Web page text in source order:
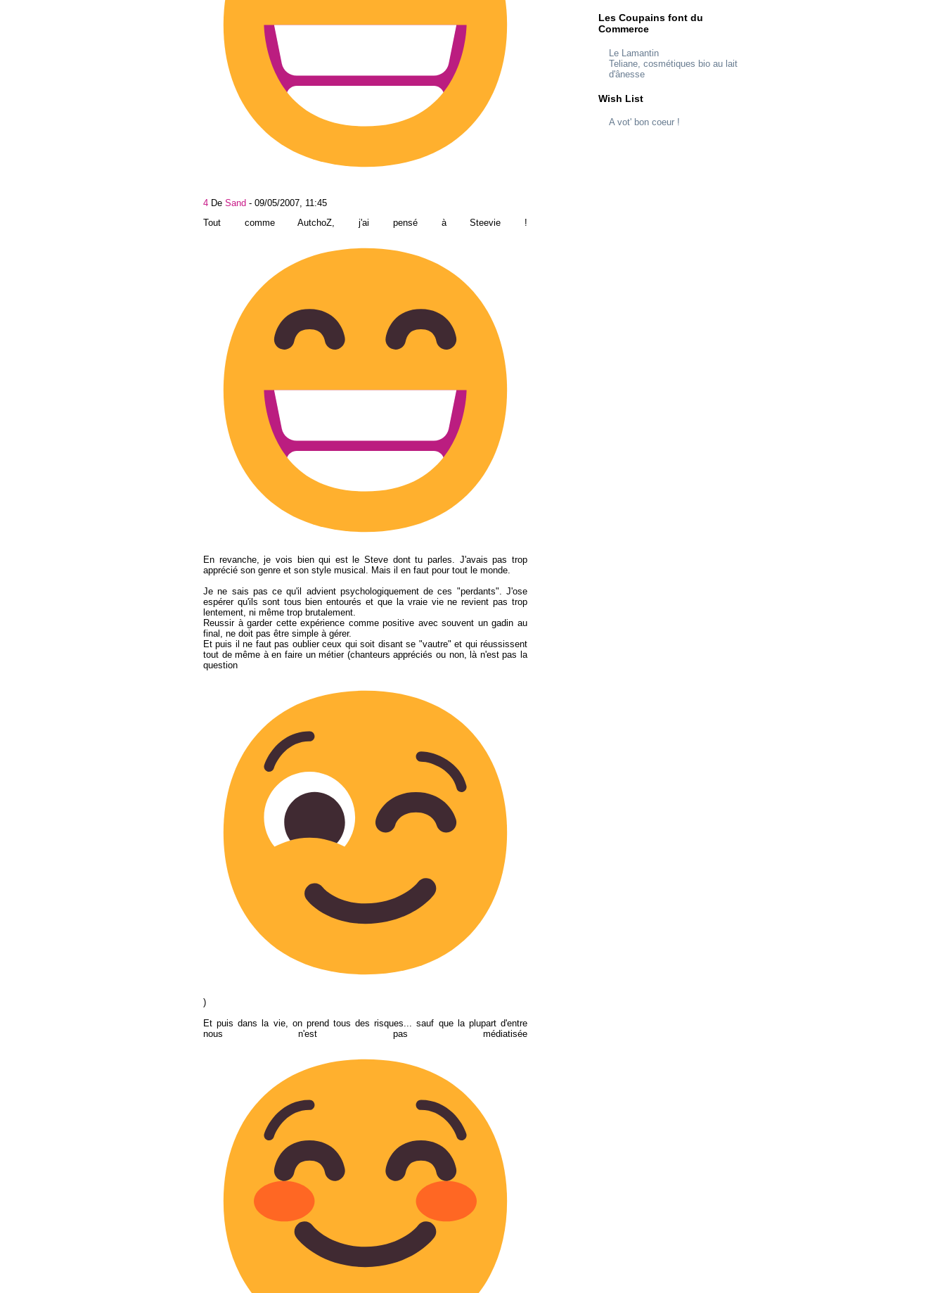
4 De Sand - 09/05/2007, 11:45
Tout comme AutchoZ, j'ai pensé à Steevie !
En revanche, je vois bien qui est le Steve dont tu parles. J'avais pas trop
apprécié son genre et son style musical. Mais il en faut pour tout le monde.
Je ne sais pas ce qu'il advient psychologiquement de ces "perdants". J'ose
espérer qu'ils sont tous bien entourés et que la vraie vie ne revient pas trop
lentement, ni même trop brutalement.
Reussir à garder cette expérience comme positive avec souvent un gadin au
final, ne doit pas être simple à gérer.
Et puis il ne faut pas oublier ceux qui soit disant se "vautre" et qui réussissent
tout de même à en faire un métier (chanteurs appréciés ou non, là n'est pas la
question
)
Et puis dans la vie, on prend tous des risques... sauf que la plupart d'entre
nous n'est pas médiatisée
Les Coupains font du
Commerce
Le Lamantin
Teliane, cosmétiques bio au lait
d'ânesse
Wish List
A vot' bon coeur !